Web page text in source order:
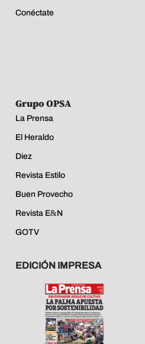
Conéctate
Grupo OPSA
La Prensa
El Heraldo
Diez
Revista Estilo
Buen Provecho
Revista E&N
GOTV
EDICIÓN IMPRESA